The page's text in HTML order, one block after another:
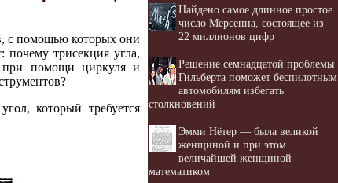
с помощью которых они
почему трисекция угла,
при помощи циркуля и
который требуется
Найдено самое длинное простое
число Мерсенна, состоящее из
22 миллионов цифр
Решение семнадцатой проблемы
Гильберта поможет беспилотным
автомобилям избегать
столкновений
Эмми Нётер — была великой
женщиной и при этом
величайшей женщиной-
математиком